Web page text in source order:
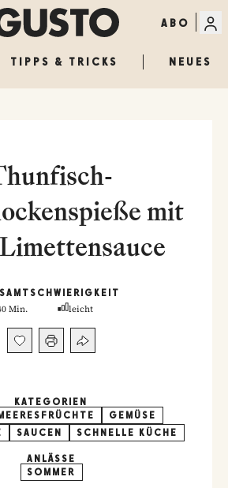
ABO
TIPPS & TRICKS NEUES
mit
Min.
SCHWIERIGKEIT
leicht
KATEGORIEN
GEMÜSE
SAUCEN SCHNELLE KÜCHE
ANLÄSSE
SOMMER